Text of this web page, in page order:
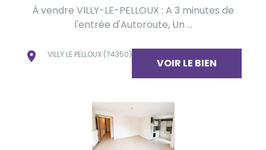
À vendre VILLY-LE-PELLOUX : A 3 minutes de
l'entrée d'Autoroute, Un ...
VILLY LE PELLOUX (74350)
VOIR LE BIEN